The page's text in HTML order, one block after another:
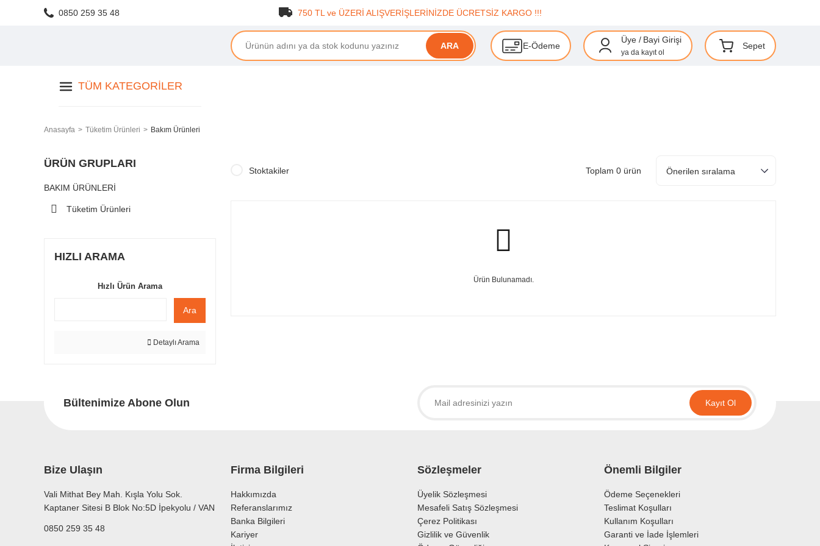
0850 259 35 48 750 TL ve ÜZERİ ALIŞVERİŞLERİNİZDE ÜCRETSİZ KARGO !!!
ARA E-Ödeme
Üye / Bayi Girişi
ya da kayıt ol
Sepet
TÜM KATEGORILER
Anasayfa Tüketim Ürünleri Bakım Ürünleri
ÜRÜN GRUPLARI
BAKIM ÜRÜNLERI
Tüketim Ürünleri
HIZLI ARAMA
Hızlı Ürün Arama
Ara
Detaylı Arama
Stoktakiler Toplam 0 ürün
Ürün Bulunamadı.
Bültenimize Abone Olun Kayıt Ol
Bize Ulaşın
Vali Mithat Bey Mah. Kışla Yolu Sok.
Kaptaner Sitesi B Blok No:5D İpekyolu / VAN
0850 259 35 48
Firma Bilgileri
Hakkımızda
Referanslarımız
Banka Bilgileri
Kariyer
Sözleşmeler
Üyelik Sözleşmesi
Mesafeli Satış Sözleşmesi
Çerez Politikası
Gizlilik ve Güvenlik
Önemli Bilgiler
Ödeme Seçenekleri
Teslimat Koşulları
Kullanım Koşulları
Garanti ve İade İşlemleri